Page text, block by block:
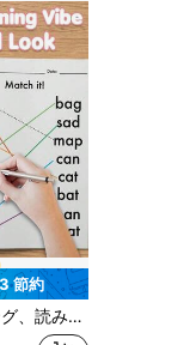
節約
ゲージスキルを育むための初期学習ワークブック